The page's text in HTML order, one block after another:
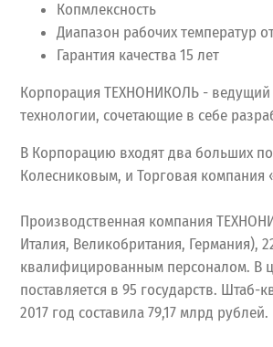
Копмлексность
Диапазон рабочих температур
Гарантия качества 15 лет
Корпорация ТЕХНОНИКОЛЬ - ведущий
технологии, сочетающие в себе
В Корпорацию входят два больших
Колесниковым, и Торговая
Производственная компания
Италия, Великобритания, Германия),
квалифицированным персоналом. В
поставляется в 95 государств.
2017 год составила 79,17 млрд рублей.